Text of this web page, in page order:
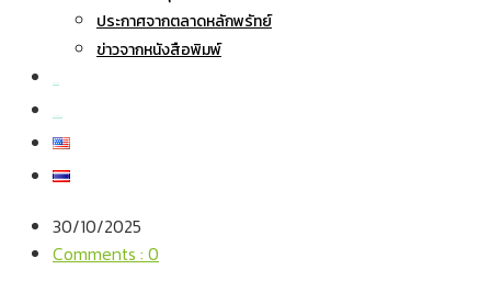
ประกาศจากตลาดหลักพรัทย์
ข่าวจากหนังสือพิมพ์
30/10/2025
Comments : 0